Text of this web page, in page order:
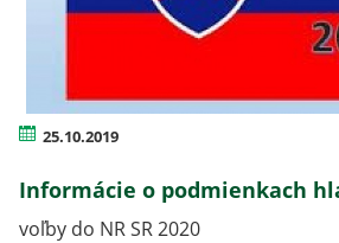
25.10.2019
Informácie o podmienkach
voľby do NR SR 2020